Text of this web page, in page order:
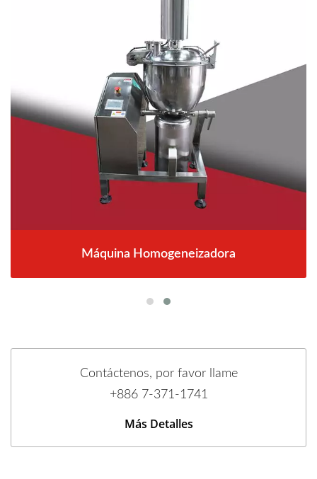
Máquina Homogeneizadora
Contáctenos, por favor llame
+886 7-371-1741
Más Detalles